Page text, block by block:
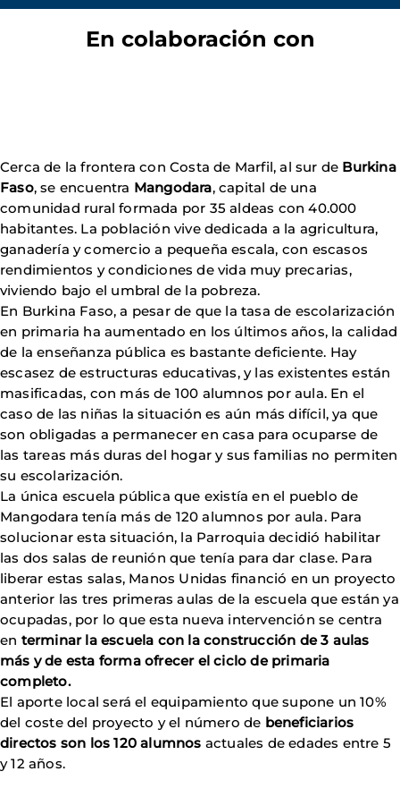
En colaboración con
Cerca de la frontera con Costa de Marfil, al sur de Burkina
Faso, se encuentra Mangodara, capital de una
comunidad rural formada por 35 aldeas con 40.000
habitantes. La población vive dedicada a la agricultura,
ganadería y comercio a pequeña escala, con escasos
rendimientos y condiciones de vida muy precarias,
viviendo bajo el umbral de la pobreza.
En Burkina Faso, a pesar de que la tasa de escolarización
en primaria ha aumentado en los últimos años, la calidad
de la enseñanza pública es bastante deficiente. Hay
escasez de estructuras educativas, y las existentes están
masificadas, con más de 100 alumnos por aula. En el
caso de las niñas la situación es aún más difícil, ya que
son obligadas a permanecer en casa para ocuparse de
las tareas más duras del hogar y sus familias no permiten
su escolarización.
La única escuela pública que existía en el pueblo de
Mangodara tenía más de 120 alumnos por aula. Para
solucionar esta situación, la Parroquia decidió habilitar
las dos salas de reunión que tenía para dar clase. Para
liberar estas salas, Manos Unidas financió en un proyecto
anterior las tres primeras aulas de la escuela que están ya
ocupadas, por lo que esta nueva intervención se centra
en terminar la escuela con la construcción de 3 aulas
más y de esta forma ofrecer el ciclo de primaria
completo.
El aporte local será el equipamiento que supone un 10%
del coste del proyecto y el número de beneficiarios
directos son los 120 alumnos actuales de edades entre 5
y 12 años.